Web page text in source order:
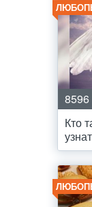
8596
Кто